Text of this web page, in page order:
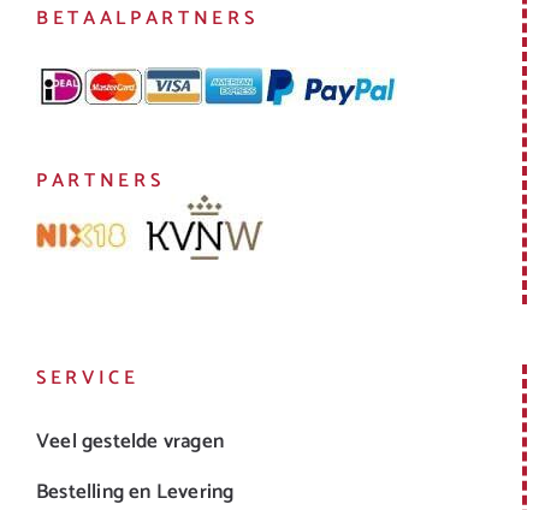
BETAALPARTNERS
PARTNERS
SERVICE
Veel gestelde vragen
Bestelling en Levering